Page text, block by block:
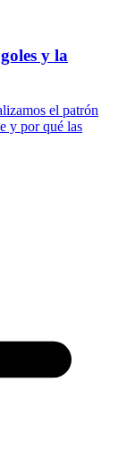
y la
el patrón
y por qué las